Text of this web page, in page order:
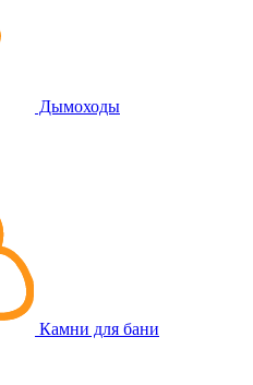
Дымоходы
Камни для бани